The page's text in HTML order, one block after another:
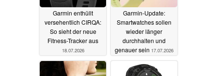
Garmin enthüllt
versehentlich CIRQA:
So sieht der neue
Fitness-Tracker aus
18.07.2026
Garmin-Update:
Smartwatches sollen
wieder länger
durchhalten und
genauer sein 17.07.2026